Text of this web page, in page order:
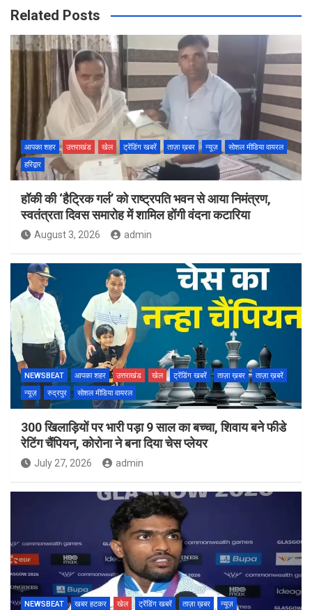
Related Posts
आपका शहर उत्तराखंड खेल ट्रेंडिंग खबरें ताज़ा ख़बर न्यूज़
सोशल मीडिया वायरल
हरिद्वार
हॉकी की ‘हैट्रिक गर्ल’ को राष्ट्रपति भवन से आया निमंत्रण,
स्वतंत्रता दिवस समारोह में शामिल होंगी वंदना कटारिया
August 3, 2026 admin
NEWSBEAT आपका शहर उत्तराखंड खेल ट्रेंडिंग खबरें ताज़ा ख़बर
ताज़ा ख़बरें
न्यूज़
रुद्रपुर सोशल मीडिया वायरल
300 खिलाड़ियों पर भारी पड़ा 9 साल का बच्चा, शिवाय बने फीडे
रेटिंग चैंपियन, कोरोना ने बना दिया चेस प्लेयर
July 27, 2026 admin
NEWSBEAT खबर हटकर खेल ट्रेंडिंग खबरें ताज़ा ख़बर
न्यूज़